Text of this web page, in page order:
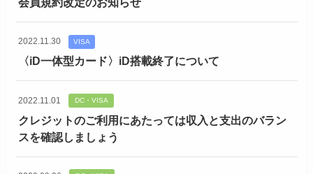
2022.11.30 VISA
〈iD一体型カード〉iD搭載終了について
2022.11.01 DC・VISA
クレジットのご利用にあたっては収入と支出のバラン
スを確認しましょう